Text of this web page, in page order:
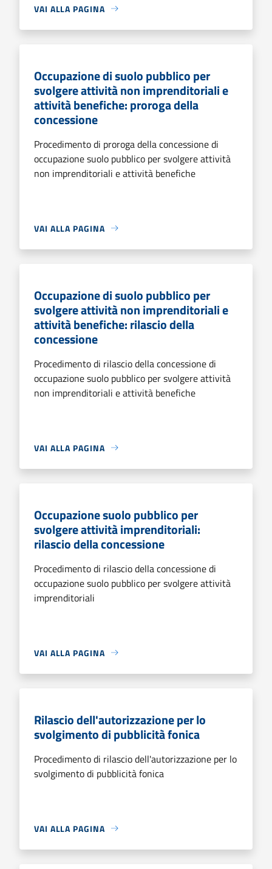
VAI ALLA PAGINA
Occupazione di suolo pubblico per
svolgere attività non imprenditoriali e
attività benefiche: proroga della
concessione
Procedimento di proroga della concessione di
occupazione suolo pubblico per svolgere attività
non imprenditoriali e attività benefiche
VAI ALLA PAGINA
Occupazione di suolo pubblico per
svolgere attività non imprenditoriali e
attività benefiche: rilascio della
concessione
Procedimento di rilascio della concessione di
occupazione suolo pubblico per svolgere attività
non imprenditoriali e attività benefiche
VAI ALLA PAGINA
Occupazione suolo pubblico per
svolgere attività imprenditoriali:
rilascio della concessione
Procedimento di rilascio della concessione di
occupazione suolo pubblico per svolgere attività
imprenditoriali
VAI ALLA PAGINA
Rilascio dell'autorizzazione per lo
svolgimento di pubblicità fonica
Procedimento di rilascio dell'autorizzazione per lo
svolgimento di pubblicità fonica
VAI ALLA PAGINA